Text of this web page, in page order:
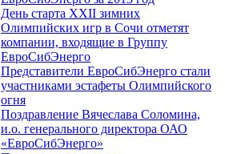
День старта XXII зимних
Олимпийских игр в Сочи отметят
компании, входящие в Группу
ЕвроСибЭнерго
Представители ЕвроСибЭнерго стали
участниками эстафеты Олимпийского
огня
Поздравление Вячеслава Соломина,
и.о. генерального директора ОАО
«ЕвроСибЭнерго»